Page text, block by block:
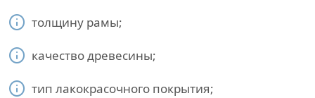
толщину рамы;
качество древесины;
тип лакокрасочного покрытия;